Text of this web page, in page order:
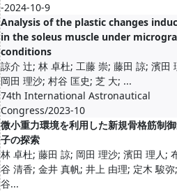
-2024-10-9
Analysis of the plastic changes
in the soleus muscle under
conditions
諒介 辻; 林 卓杜; 工藤 崇; 藤田 諒; 濱田
岡田 理沙; 村谷 匡史; 芝 大; ...
74th International Astronautical
Congress/2023-10
微小重力環境を利用した新規骨格筋制
子の探索
林 卓杜; 藤田 諒; 岡田 理沙; 濱田 理人;
谷 清香; 金井 真帆; 井上 由理; 定木 駿
谷...